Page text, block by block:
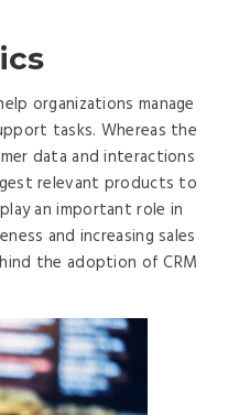
organizations manage
tasks. Whereas the
data and interactions
relevant products to
an important role in
and increasing sales
the adoption of CRM